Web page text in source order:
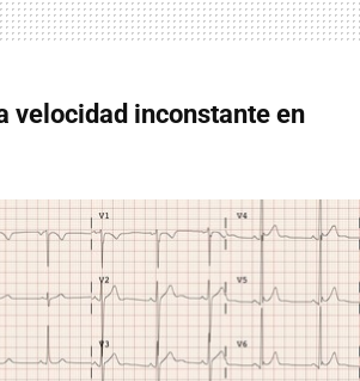
velocidad inconstante en